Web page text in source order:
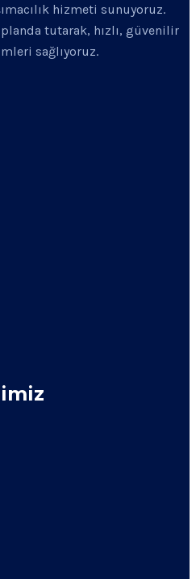
hizmeti sunuyoruz.
tutarak, hızlı, güvenilir
sağlıyoruz.